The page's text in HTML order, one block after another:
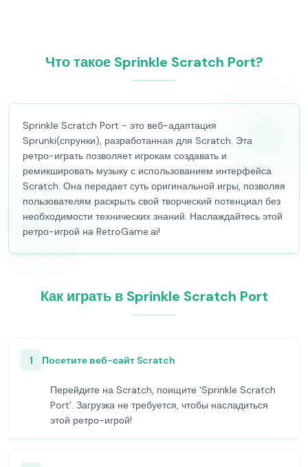
Что такое Sprinkle Scratch Port?
Sprinkle Scratch Port - это веб-адаптация
Sprunki(спрунки), разработанная для Scratch. Эта
ретро-играть позволяет игрокам создавать и
ремикшировать музыку с использованием интерфейса
Scratch. Она передает суть оригинальной игры, позволяя
пользователям раскрыть свой творческий потенциал без
необходимости технических знаний. Наслаждайтесь этой
ретро-игрой на RetroGame.ai!
Как играть в Sprinkle Scratch Port
1 Посетите веб-сайт Scratch
Перейдите на Scratch, поищите 'Sprinkle Scratch
Port'. Загрузка не требуется, чтобы насладиться
этой ретро-игрой!